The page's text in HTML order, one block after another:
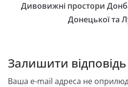
Дивовижні простори
Донецької та
Залишити відповідь
Ваша e-mail адреса не